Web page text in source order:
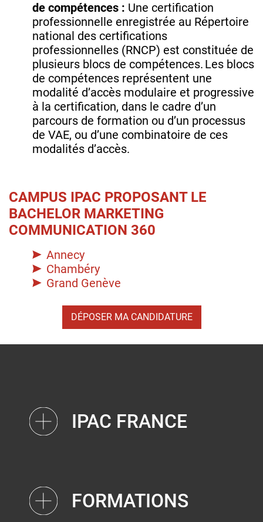
de compétences : Une certification
professionnelle enregistrée au Répertoire
national des certifications
professionnelles (RNCP) est constituée de
plusieurs blocs de compétences. Les blocs
de compétences représentent une
modalité d’accès modulaire et progressive
à la certification, dans le cadre d’un
parcours de formation ou d’un processus
de VAE, ou d’une combinatoire de ces
modalités d’accès.
CAMPUS IPAC PROPOSANT LE
BACHELOR MARKETING
COMMUNICATION 360
Annecy
Chambéry
Grand Genève
DÉPOSER MA CANDIDATURE
IPAC FRANCE
FORMATIONS